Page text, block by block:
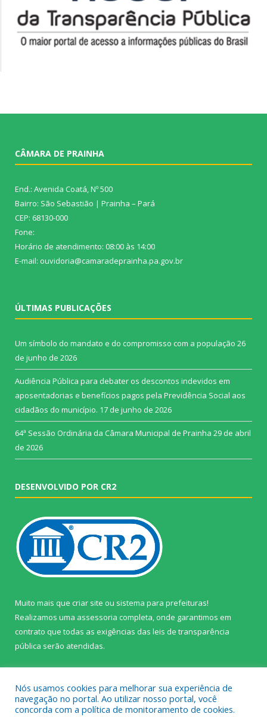
CÂMARA DE PRAINHA
End.: Avenida Coatá, Nº 500
Bairro: São Sebastião | Prainha – Pará
CEP: 68130-000
Fone:
Horário de atendimento: 08:00 às 14:00
E-mail: ouvidoria@camaradeprainha.pa.gov.br
ÚLTIMAS PUBLICAÇÕES
Um símbolo do mandato e do compromisso com a população 26
de junho de 2026
Audiência Pública para debater os descontos indevidos em
aposentadorias e benefícios pagos pela Previdência Social aos
cidadãos do município. 17 de junho de 2026
64ª Sessão Ordinária da Câmara Municipal de Prainha 29 de abril
de 2026
DESENVOLVIDO POR CR2
Muito mais que criar site ou sistema para prefeituras!
Realizamos uma assessoria completa, onde garantimos em
contrato que todas as exigências das leis de transparência
pública serão atendidas.
Nós usamos cookies para melhorar sua experiência de
navegação no portal. Ao utilizar nosso portal, você
concorda com a política de monitoramento de cookies.